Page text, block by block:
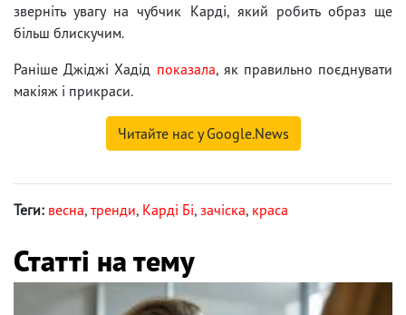
зверніть увагу на чубчик Карді, який робить образ ще
більш блискучим.
Раніше Джіджі Хадід показала, як правильно поєднувати
макіяж і прикраси.
Читайте нас у Google.News
Теги: весна, тренди, Карді Бі, зачіска, краса
Статті на тему